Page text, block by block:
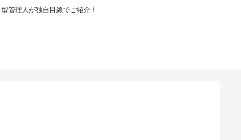
管理人が独自目線でご紹介！